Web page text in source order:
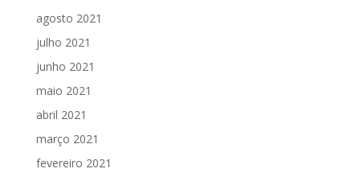
agosto 2021
julho 2021
junho 2021
maio 2021
abril 2021
março 2021
fevereiro 2021